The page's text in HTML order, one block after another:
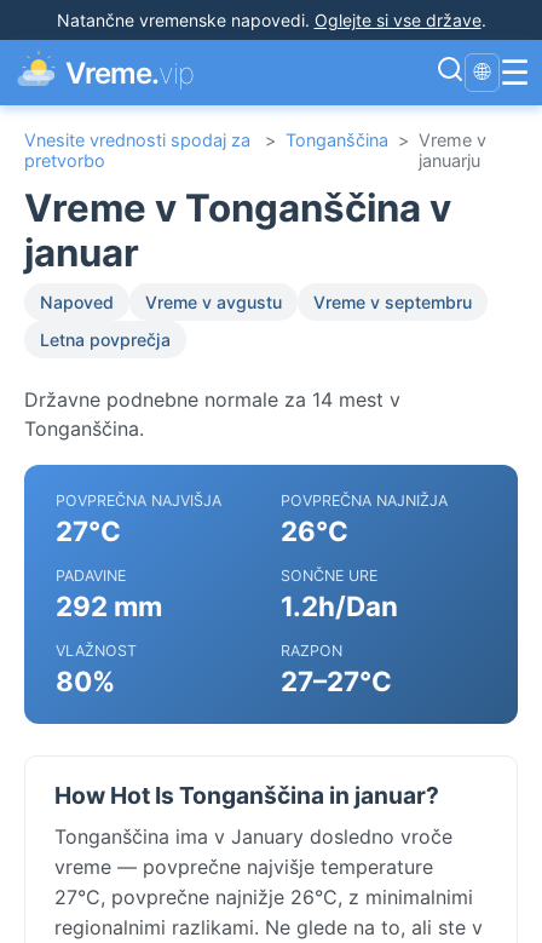
Natančne vremenske napovedi. Oglejte si vse države.
Vreme.vip 🌐 ☰
Vnesite vrednosti spodaj za
pretvorbo
> Tonganščina > Vreme v
januarju
Vreme v Tonganščina v
januar
Napoved Vreme v avgustu
Vreme v septembru
Letna povprečja
Državne podnebne normale za 14 mest v
Tonganščina.
POVPREČNA NAJVIŠJA
27°C
POVPREČNA NAJNIŽJA
26°C
PADAVINE
292 mm
SONČNE URE
1.2h/Dan
VLAŽNOST
80%
RAZPON
27–27°C
How Hot Is Tonganščina in januar?
Tonganščina ima v January dosledno vroče
vreme — povprečne najvišje temperature
27°C, povprečne najnižje 26°C, z minimalnimi
regionalnimi razlikami. Ne glede na to, ali ste v